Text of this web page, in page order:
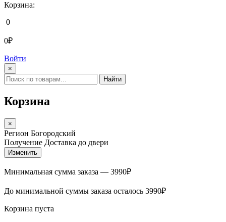
Корзина:
0
0₽
Войти
×
Найти
Корзина
×
Регион Богородский
Получение Доставка до двери
Изменить
Минимальная сумма заказа — 3990₽
До минимальной суммы заказа осталось 3990₽
Корзина пуста